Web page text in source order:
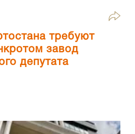
требуют
завод
депутата